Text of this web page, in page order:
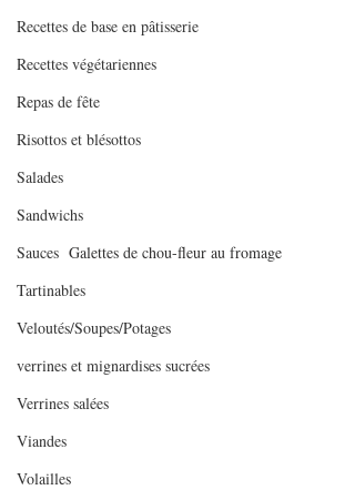
Recettes de base en pâtisserie
Recettes végétariennes
Repas de fête
Risottos et blésottos
Salades
Sandwichs
Sauces
Tartinables
Veloutés/Soupes/Potages
verrines et mignardises sucrées
Verrines salées
Viandes
Volailles
Galettes de chou-fleur au fromage